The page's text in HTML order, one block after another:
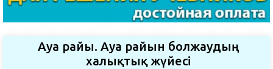
Ауа райы. Ауа райын болжаудың
халықтық жүйесі